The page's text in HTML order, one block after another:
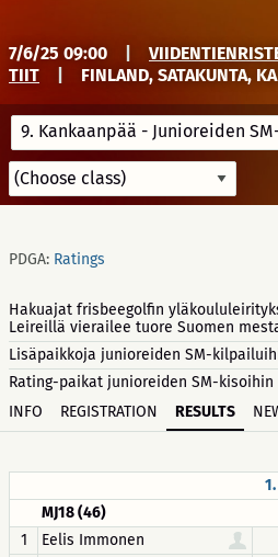
7/6/25 09:00
TIIT
FINLAND, SATAKUNTA,
PDGA: Ratings
Hakuajat frisbeegolfin
Leireillä vierailee tuore Suomen
Lisäpaikkoja junioreiden SM-
Rating-paikat junioreiden SM-kisoihin
INFO
REGISTRATION RESULTS
MJ18 (46)
1
Eelis Immonen